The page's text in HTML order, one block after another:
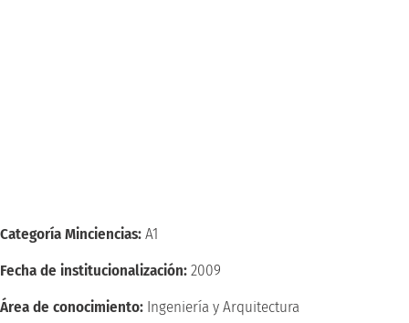
Categoría Minciencias:A1
Fecha de institucionalización:2009
Área de conocimiento: Ingeniería y Arquitectura